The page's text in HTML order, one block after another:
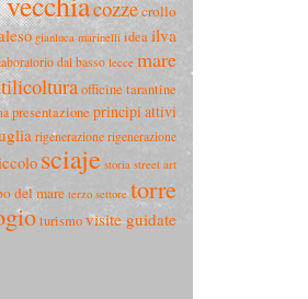
cozzecrollo
gianluca marinelli ideailva
dal basso lecce mare
officine tarantine
presentazioneprincipi attivi
rigenerazione rigenerazione
sciaje storia street art
del mare terzo settore torre
turismovisite guidate